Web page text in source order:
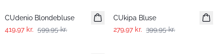
CUdenio Blondebluse
419,97 kr. 599,95 kr.
CUkipa Bluse
279,97 kr. 399,95 kr.